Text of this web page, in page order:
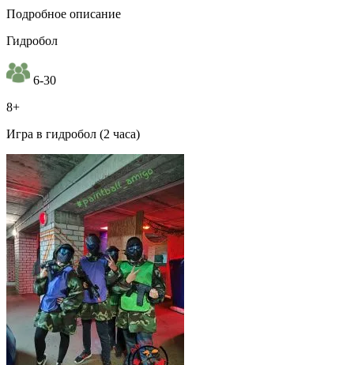
Подробное описание
Гидробол
6-30
8+
Игра в гидробол (2 часа)